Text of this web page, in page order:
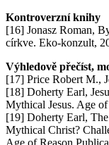
Kontroverzní knihy
[16] Jonasz Roman,
církve. Eko-konzult,
Výhledově přečíst,
[17] Price Robert M.,
[18] Doherty Earl,
Mythical Jesus. Age
[19] Doherty Earl,
Mythical Christ?
Age of Reason